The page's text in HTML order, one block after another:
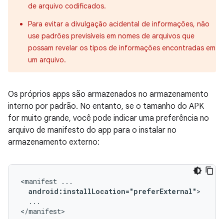
de arquivo codificados.
Para evitar a divulgação acidental de informações, não
use padrões previsíveis em nomes de arquivos que
possam revelar os tipos de informações encontradas em
um arquivo.
Os próprios apps são armazenados no armazenamento
interno por padrão. No entanto, se o tamanho do APK
for muito grande, você pode indicar uma preferência no
arquivo de manifesto do app para o instalar no
armazenamento externo:
<manifest
android:installLocation="preferExternal"
...
</manifest>